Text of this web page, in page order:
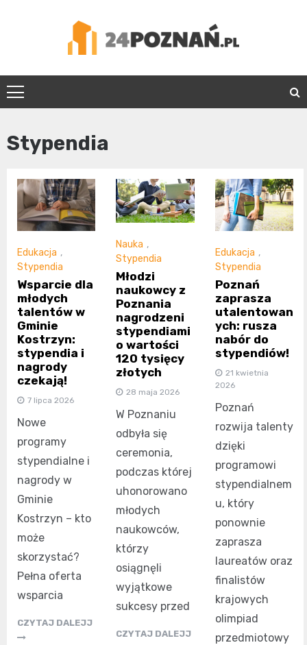
24Poznań.pl
Stypendia
Edukacja ,
Stypendia
Wsparcie dla
młodych
talentów w
Gminie
Kostrzyn:
stypendia i
nagrody
czekają!
7 lipca 2026
Nowe
programy
stypendialne i
nagrody w
Gminie
Kostrzyn – kto
może
skorzystać?
Pełna oferta
wsparcia
CZYTAJ DALEJJ
Nauka ,
Stypendia
Młodzi
naukowcy z
Poznania
nagrodzeni
stypendiami
o wartości
120 tysięcy
złotych
28 maja 2026
W Poznaniu
odbyła się
ceremonia,
podczas której
uhonorowano
młodych
naukowców,
którzy
osiągnęli
wyjątkowe
sukcesy przed
CZYTAJ DALEJJ
Edukacja ,
Stypendia
Poznań
zaprasza
utalentowan
ych: rusza
nabór do
stypendiów!
21 kwietnia
2026
Poznań
rozwija talenty
dzięki
programowi
stypendialnem
u, który
ponownie
zaprasza
laureatów oraz
finalistów
krajowych
olimpiad
przedmiotowy